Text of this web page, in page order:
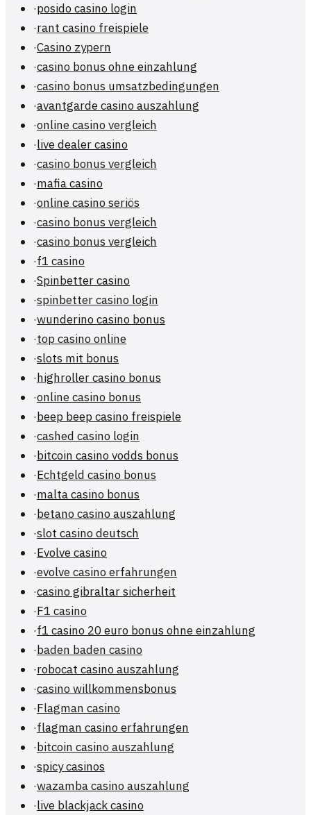
·posido casino login
·rant casino freispiele
·Casino zypern
·casino bonus ohne einzahlung
·casino bonus umsatzbedingungen
·avantgarde casino auszahlung
·online casino vergleich
·live dealer casino
·casino bonus vergleich
·mafia casino
·online casino seriös
·casino bonus vergleich
·casino bonus vergleich
·f1 casino
·Spinbetter casino
·spinbetter casino login
·wunderino casino bonus
·top casino online
·slots mit bonus
·highroller casino bonus
·online casino bonus
·beep beep casino freispiele
·cashed casino login
·bitcoin casino vodds bonus
·Echtgeld casino bonus
·malta casino bonus
·betano casino auszahlung
·slot casino deutsch
·Evolve casino
·evolve casino erfahrungen
·casino gibraltar sicherheit
·F1 casino
·f1 casino 20 euro bonus ohne einzahlung
·baden baden casino
·robocat casino auszahlung
·casino willkommensbonus
·Flagman casino
·flagman casino erfahrungen
·bitcoin casino auszahlung
·spicy casinos
·wazamba casino auszahlung
·live blackjack casino